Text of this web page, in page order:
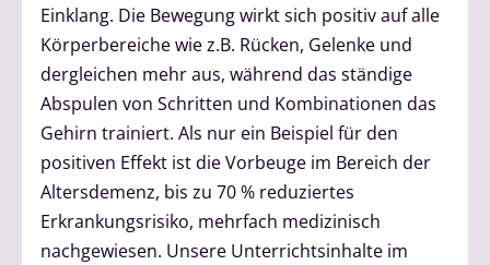
Einklang. Die Bewegung wirkt sich positiv auf alle
Körperbereiche wie z.B. Rücken, Gelenke und
dergleichen mehr aus, während das ständige
Abspulen von Schritten und Kombinationen das
Gehirn trainiert. Als nur ein Beispiel für den
positiven Effekt ist die Vorbeuge im Bereich der
Altersdemenz, bis zu 70 % reduziertes
Erkrankungsrisiko, mehrfach medizinisch
nachgewiesen. Unsere Unterrichtsinhalte im